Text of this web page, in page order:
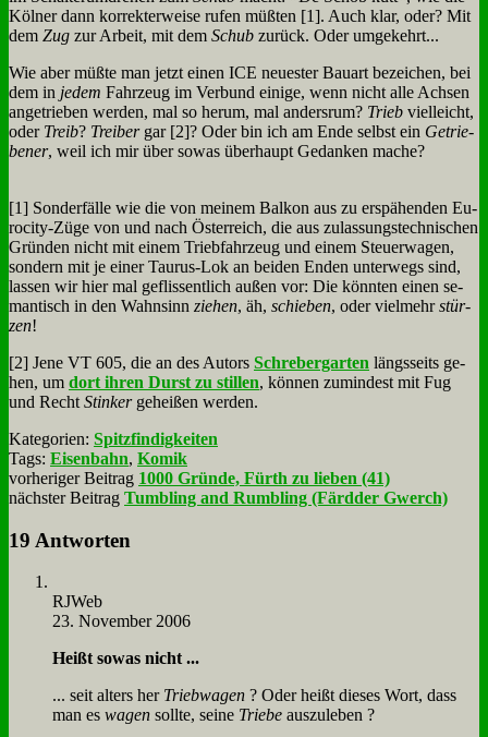
Köl­ner dann kor­rek­ter­wei­se ru­fen müß­ten [1]. Auch klar, oder? Mit
dem Zug zur Ar­beit, mit dem Schub zu­rück. Oder um­ge­kehrt...
Wie aber müß­te man jetzt ei­nen ICE neue­ster Bau­art be­zei­chen, bei
dem in je­dem Fahr­zeug im Ver­bund ei­ni­ge, wenn nicht al­le Ach­sen
an­ge­trie­ben wer­den, mal so her­um, mal an­ders­rum? Trieb viel­leicht,
oder Treib? Trei­bergar [2]? Oder bin ich am En­de selbst ein Ge­trie­
be­ner, weil ich mir über so­was über­haupt Ge­dan­ken ma­che?
[1] Son­der­fäl­le wie die von mei­nem Bal­kon aus zu er­spä­hen­den Eu­
ro­ci­ty-Zü­ge von und nach Öster­reich, die aus zu­las­sungs­tech­ni­schen
Grün­den nicht mit ei­nem Trieb­fahr­zeug und ei­nem Steu­er­wa­gen,
son­dern mit je ei­ner Tau­rus-Lok an bei­den En­den un­ter­wegs sind,
las­sen wir hier mal ge­flis­sent­lich au­ßen vor: Die könn­ten ei­nen se­
man­tisch in den Wahn­sinn zie­hen, äh, schie­ben, oder viel­mehrstür­
zen!
[2] Je­ne VT 605, die an des Au­tors Schre­ber­gar­ten längs­seits ge­
hen, um dort ih­ren Durst zu stil­len, kön­nen zu­min­dest mit Fug
und Recht Stin­kerge­hei­ßen wer­den.
Kategorien: Spitzfindigkeiten
Tags: Eisenbahn, Komik
vorheriger Beitrag 1000 Gründe, Fürth zu lieben (41)
nächster Beitrag Tumbling and Rumbling (Färdder Gwerch)
19 Antworten
RJ­Web
23. November 2006
Heißt so­was nicht ...
... seit al­ters her Trieb­wa­gen ? Oder heißt die­ses Wort, dass
man es wa­gen soll­te, sei­ne Trie­be aus­zu­le­ben ?